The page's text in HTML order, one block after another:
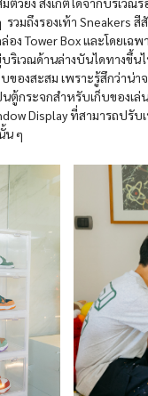
วมถึงรองเท้า Sneakers สี
อง Tower Box และโดยเฉพ
ริเวณด้านล่างบันไดทางขึ้น
องสะสม เพราะรู้สึกว่าน่าจ
ตู้กระจกสำหรับเก็บของเล่
Display ที่สามารถปรับ
น ๆ